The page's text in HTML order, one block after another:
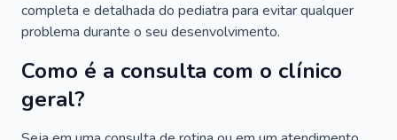
completa e detalhada do pediatra para evitar qualquer
problema durante o seu desenvolvimento.
Como é a consulta com o clínico
geral?